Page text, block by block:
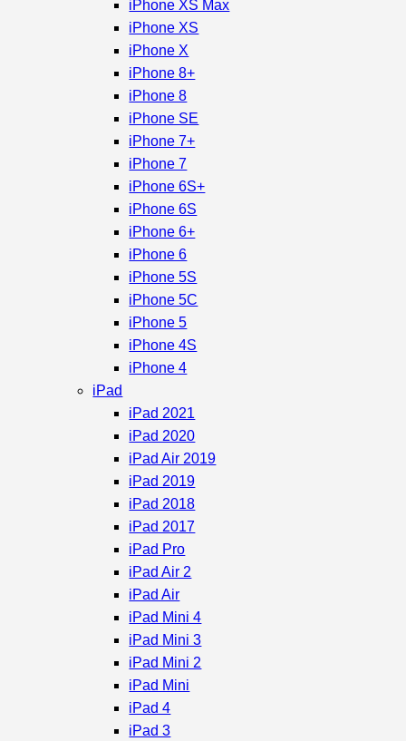
iPhone XS Max
iPhone XS
iPhone X
iPhone 8+
iPhone 8
iPhone SE
iPhone 7+
iPhone 7
iPhone 6S+
iPhone 6S
iPhone 6+
iPhone 6
iPhone 5S
iPhone 5C
iPhone 5
iPhone 4S
iPhone 4
iPad
iPad 2021
iPad 2020
iPad Air 2019
iPad 2019
iPad 2018
iPad 2017
iPad Pro
iPad Air 2
iPad Air
iPad Mini 4
iPad Mini 3
iPad Mini 2
iPad Mini
iPad 4
iPad 3